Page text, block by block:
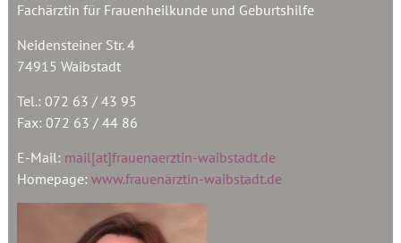
Fachärztin für Frauenheilkunde und Geburtshilfe
Neidensteiner Str. 4
74915 Waibstadt
Tel.: 072 63 / 43 95
Fax: 072 63 / 44 86
E-Mail: mail[at]frauenaerztin-waibstadt.de
Homepage: www.frauenärztin-waibstadt.de